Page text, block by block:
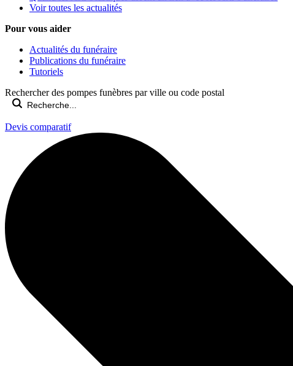
Voir toutes les actualités
Pour vous aider
Actualités du funéraire
Publications du funéraire
Tutoriels
Rechercher des pompes funèbres par ville ou code postal
Devis comparatif